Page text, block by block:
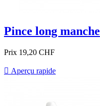
Pince long manche
Prix 19,20 CHF
 Aperçu rapide